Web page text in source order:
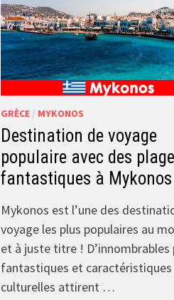
GRÈCE / MYKONOS
Destination de voyage
populaire avec des
fantastiques à Mykonos
Mykonos est l’une des
voyage les plus populaires au
et à juste titre ! D’innombrables
fantastiques et caractéristiques
culturelles attirent …